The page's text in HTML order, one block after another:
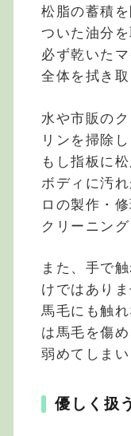
松脂の蓄積
ついた油分
必ず乾いた
全体を拭き取
水や市販の
リンを掃除
もし指板に
ボディに汚
ロの製作・
クリーニン
また、手で
けではあり
馬毛にも触
は馬毛を傷
弱めてしまい
優しく扱う